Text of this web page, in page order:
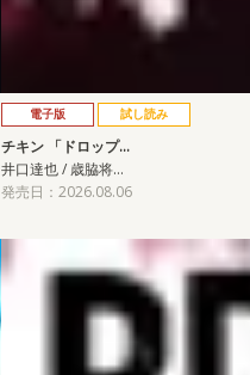
電子版 試し読み
チキン 「ドロップ…
井口達也 / 歳脇将…
発売日：2026.08.06